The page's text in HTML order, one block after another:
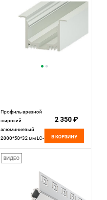
(внешний угол)
для светодиодной
ленты LL-2-ALP015
Профиль врезной
широкий
алюминиевый
2000*50*32 мм LC-
LEDcraft, цена за
штуку
2 350 ₽
В КОРЗИНУ
ВИДЕО